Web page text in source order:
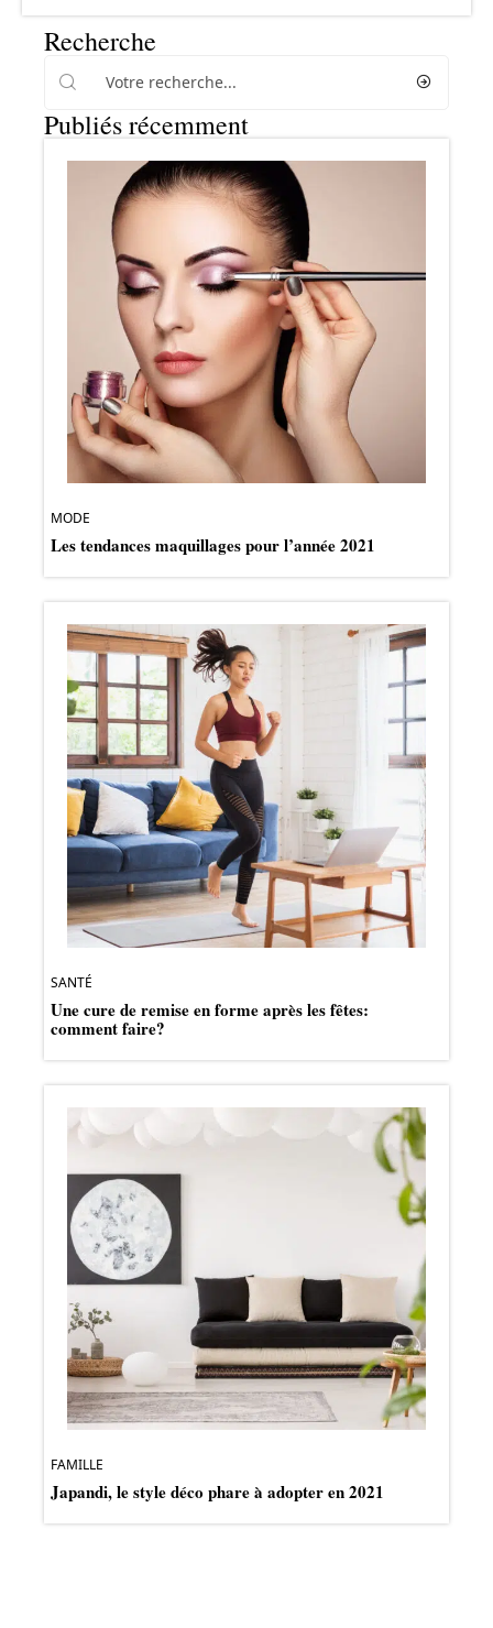
Recherche
Publiés récemment
MODE
Les tendances maquillages pour l’année 2021
SANTÉ
Une cure de remise en forme après les fêtes:
comment faire?
FAMILLE
Japandi, le style déco phare à adopter en 2021